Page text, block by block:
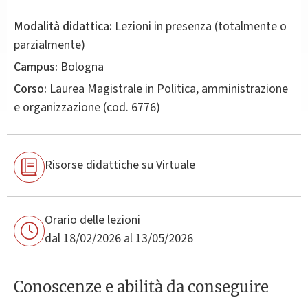
Modalità didattica: Lezioni in presenza (totalmente o
parzialmente)
Campus: Bologna
Corso: Laurea Magistrale in Politica, amministrazione
e organizzazione (cod. 6776)
Risorse didattiche su Virtuale
Orario delle lezioni
dal 18/02/2026 al 13/05/2026
Conoscenze e abilità da conseguire